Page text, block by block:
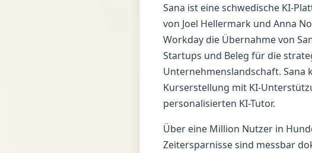
Sana ist eine schwedische KI-
von Joel Hellermark und Anna
Workday die Übernahme von
Startups und Beleg für die
Unternehmenslandschaft. Sana
Kurserstellung mit KI-
personalisierten KI-Tutor.
Über eine Million Nutzer in
Zeitersparnisse sind messbar